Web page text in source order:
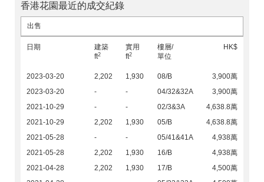
香港花園最近的成交紀錄
出售
日期
建築
ft2
實用
ft2
樓層/
單位
HK$
2023-03-20 2,202 1,930 08/B
3,900萬
2023-03-20
- - 04/32&32A
3,900萬
2021-10-29
- - 02/3&3A
4,638.8萬
2021-10-29
2,202 1,930 05/B
4,638.8萬
2021-05-28
- - 05/41&41A
4,938萬
2021-05-28
2,202 1,930 16/B
4,938萬
2021-04-28
2,202 1,930 17/B
4,500萬